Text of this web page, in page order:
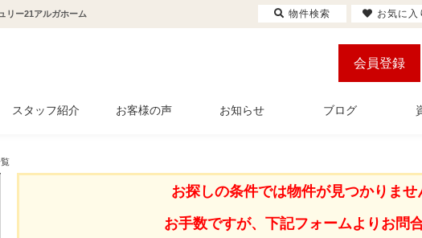
リー21アルガホーム
会員登録
スタッフ紹介 お客様の声 お知らせ ブログ
お探しの条件では物件が見つかりませ
お手数ですが、下記フォームよりお問
物件検索 お気に入